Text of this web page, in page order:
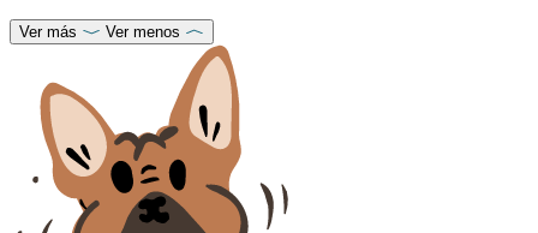
Ver más Ver menos